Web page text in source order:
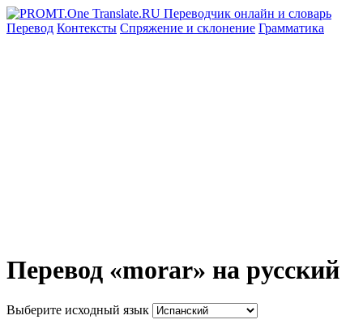
Перевод Контексты Спряжение и склонение Грамматика
Перевод «morar» на русский
Выберите исходный язык